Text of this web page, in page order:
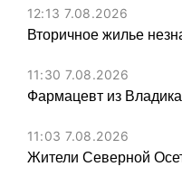
12:13 7.08.2026
Вторичное жилье
11:30 7.08.2026
Фармацевт из
11:03 7.08.2026
Жители Северной